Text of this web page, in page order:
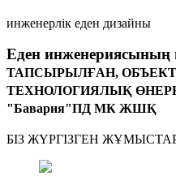
инженерлік еден дизайны
Еден инженериясының
ТАПСЫРЫЛҒАН,
ТЕХНОЛОГИЯЛЫҚ
"Бавария"ПД МК ЖШҚ
БІЗ ЖҮРГІЗГЕН